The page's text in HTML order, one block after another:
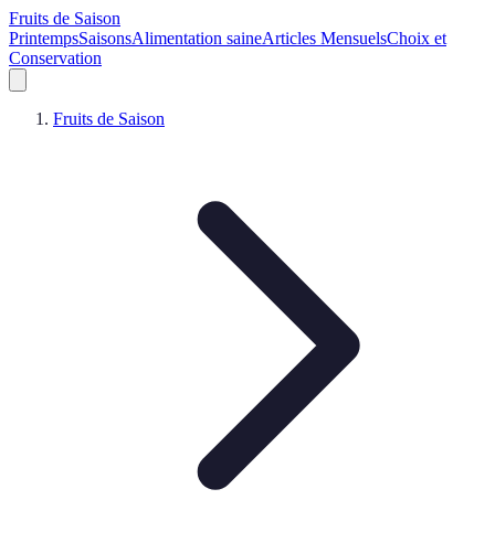
Fruits de Saison
PrintempsSaisonsAlimentation saineArticles MensuelsChoix et
Conservation
Fruits de Saison